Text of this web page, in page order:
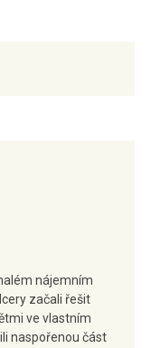
nájemním
začali řešit
ve vlastním
naspořenou část